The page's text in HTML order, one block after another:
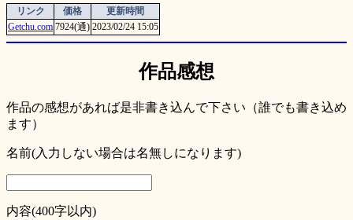
リンク 価格
更新時間
Getchu.com 7924(通) 2023/02/24 15:05
作品感想
作品の感想があれば是非書き込んで下さい（誰でも書き込め
ます）
名前(入力しない場合は名無しになります)
内容(400字以内)